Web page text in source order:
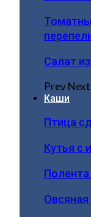
Салат
PrevNext
Каши
Птица
Кутья с